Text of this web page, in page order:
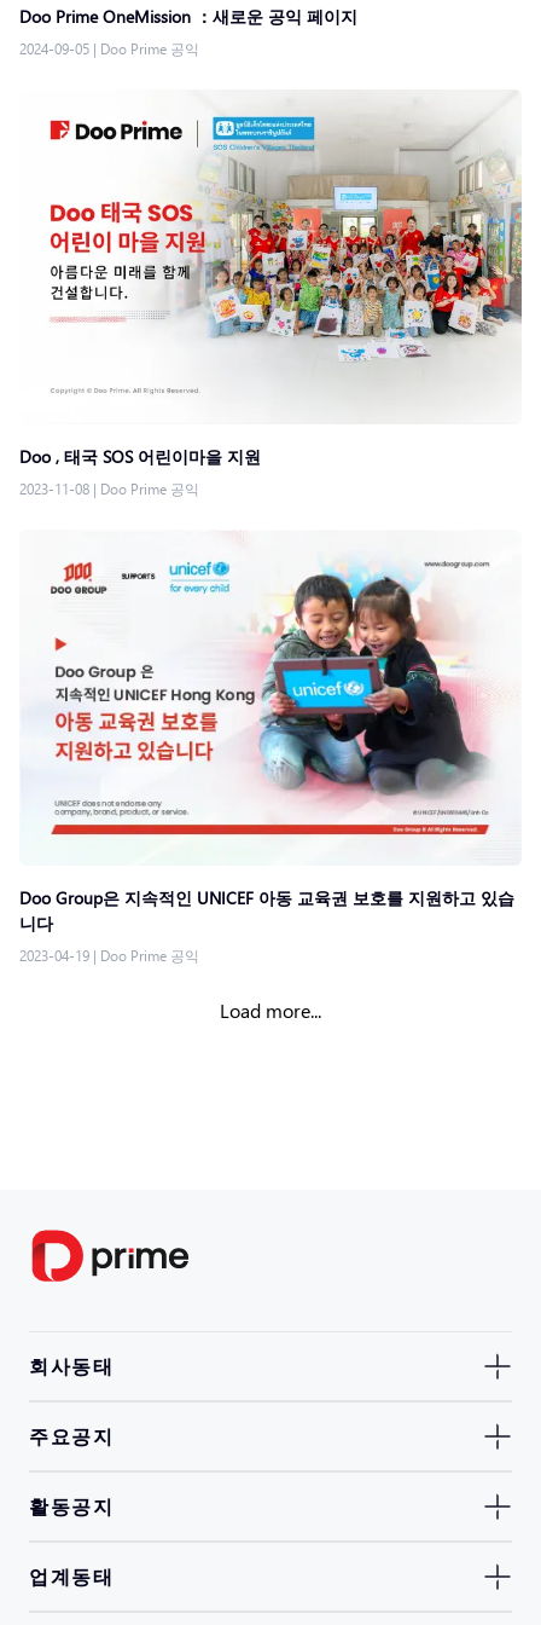
Doo Prime OneMission ：새로운 공익 페이지
2024-09-05 | Doo Prime 공익
Doo , 태국 SOS 어린이마을 지원
2023-11-08 | Doo Prime 공익
Doo Group은 지속적인 UNICEF 아동 교육권 보호를 지원하고 있습
니다
2023-04-19 | Doo Prime 공익
Load more...
회사동태
주요공지
활동공지
업계동태